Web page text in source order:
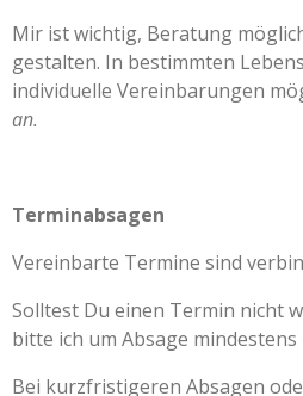
Mir ist wichtig, Beratung
gestalten. In bestimmten
individuelle Vereinbarungen
an.
Terminabsagen
Vereinbarte Termine sind
Solltest Du einen Termin nicht
bitte ich um Absage
Bei kurzfristigeren Absagen